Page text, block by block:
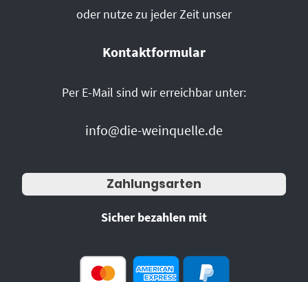
oder nutze zu jeder Zeit unser
Kontaktformular
Per E-Mail sind wir erreichbar unter:
info@die-weinquelle.de
Zahlungsarten
Sicher bezahlen mit